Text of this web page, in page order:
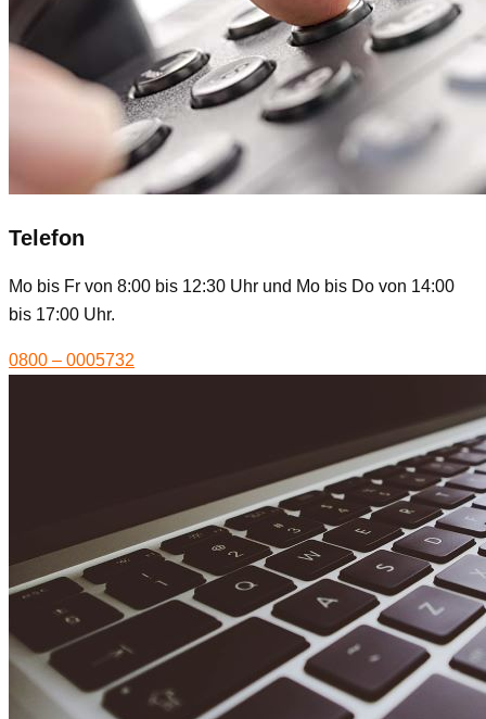
Telefon
Mo bis Fr von 8:00 bis 12:30 Uhr und Mo bis Do von 14:00
bis 17:00 Uhr.
0800 – 0005732